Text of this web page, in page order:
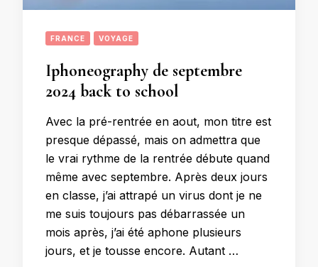
FRANCE VOYAGE
Iphoneography de septembre
2024 back to school
Avec la pré-rentrée en aout, mon titre est
presque dépassé, mais on admettra que
le vrai rythme de la rentrée débute quand
même avec septembre. Après deux jours
en classe, j’ai attrapé un virus dont je ne
me suis toujours pas débarrassée un
mois après, j’ai été aphone plusieurs
jours, et je tousse encore. Autant …